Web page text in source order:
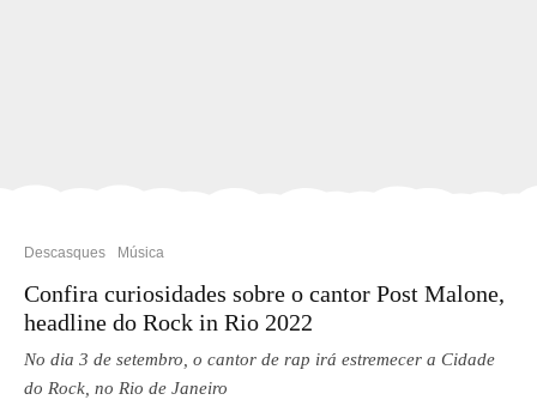
Descasques Música
Confira curiosidades sobre o cantor Post Malone,
headline do Rock in Rio 2022
No dia 3 de setembro, o cantor de rap irá estremecer a Cidade
do Rock, no Rio de Janeiro